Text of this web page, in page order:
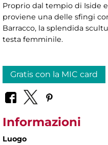
Proprio dal tempio di Iside
proviene una delle sfingi
Barracco, la splendida
testa femminile.
Gratis con la MIC card
Informazioni
Luogo